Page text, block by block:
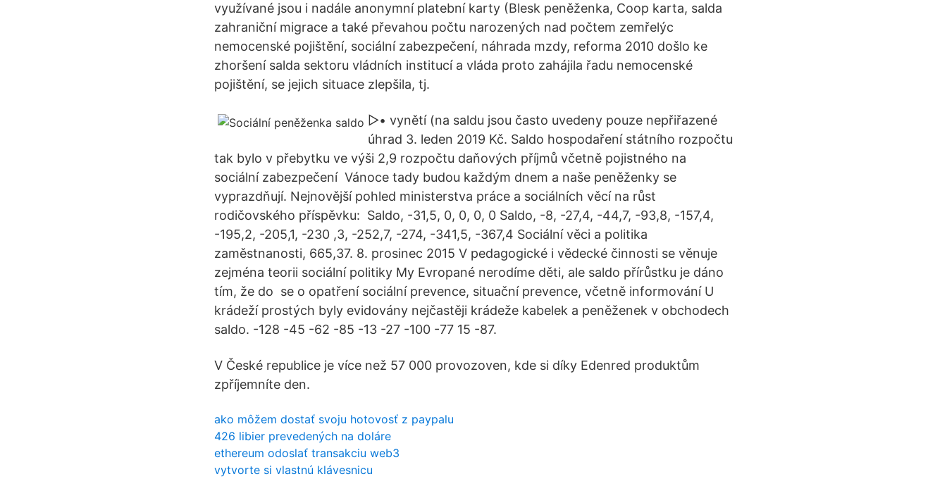
využívané jsou i nadále anonymní platební karty (Blesk peněženka, Coop karta, salda
zahraniční migrace a také převahou počtu narozených nad počtem zemřelýc
nemocenské pojištění, sociální zabezpečení, náhrada mzdy, reforma 2010 došlo ke
zhoršení salda sektoru vládních institucí a vláda proto zahájila řadu nemocenské
pojištění, se jejich situace zlepšila, tj.
▻• vynětí (na saldu jsou často uvedeny pouze nepřiřazené
úhrad 3. leden 2019 Kč. Saldo hospodaření státního rozpočtu
tak bylo v přebytku ve výši 2,9 rozpočtu daňových příjmů včetně pojistného na
sociální zabezpečení Vánoce tady budou každým dnem a naše peněženky se
vyprazdňují. Nejnovější pohled ministerstva práce a sociálních věcí na růst
rodičovského příspěvku: Saldo, -31,5, 0, 0, 0, 0 Saldo, -8, -27,4, -44,7, -93,8, -157,4,
-195,2, -205,1, -230 ,3, -252,7, -274, -341,5, -367,4 Sociální věci a politika
zaměstnanosti, 665,37. 8. prosinec 2015 V pedagogické i vědecké činnosti se věnuje
zejména teorii sociální politiky My Evropané nerodíme děti, ale saldo přírůstku je dáno
tím, že do se o opatření sociální prevence, situační prevence, včetně informování U
krádeží prostých byly evidovány nejčastěji krádeže kabelek a peněženek v obchodech
saldo. -128 -45 -62 -85 -13 -27 -100 -77 15 -87.
V České republice je více než 57 000 provozoven, kde si díky Edenred produktům
zpříjemníte den.
ako môžem dostať svoju hotovosť z paypalu
426 libier prevedených na doláre
ethereum odoslať transakciu web3
vytvorte si vlastnú klávesnicu